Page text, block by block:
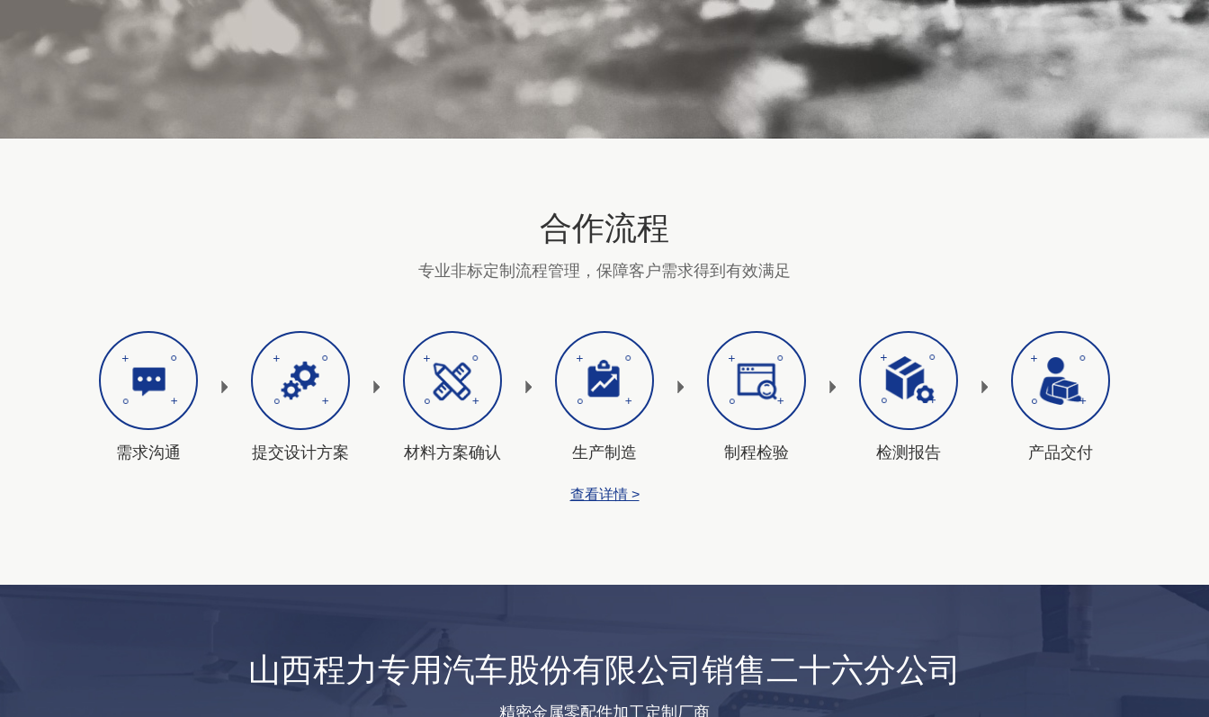
合作流程
专业非标定制流程管理，保障客户需求得到有效满足
需求沟通 提交设计方案 材料方案确认 生产制造 制程检验 检测报告 产品交付
查看详情 >
山西程力专用汽车股份有限公司销售二十六分公司
精密金属零配件加工定制厂商